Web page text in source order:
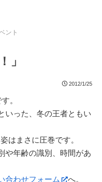
ント
」
2012/1/25
。
いった、冬の王者ともい
はまさに圧巻です。
や年齢の識別、時間があ
合わせフォーム
へ。